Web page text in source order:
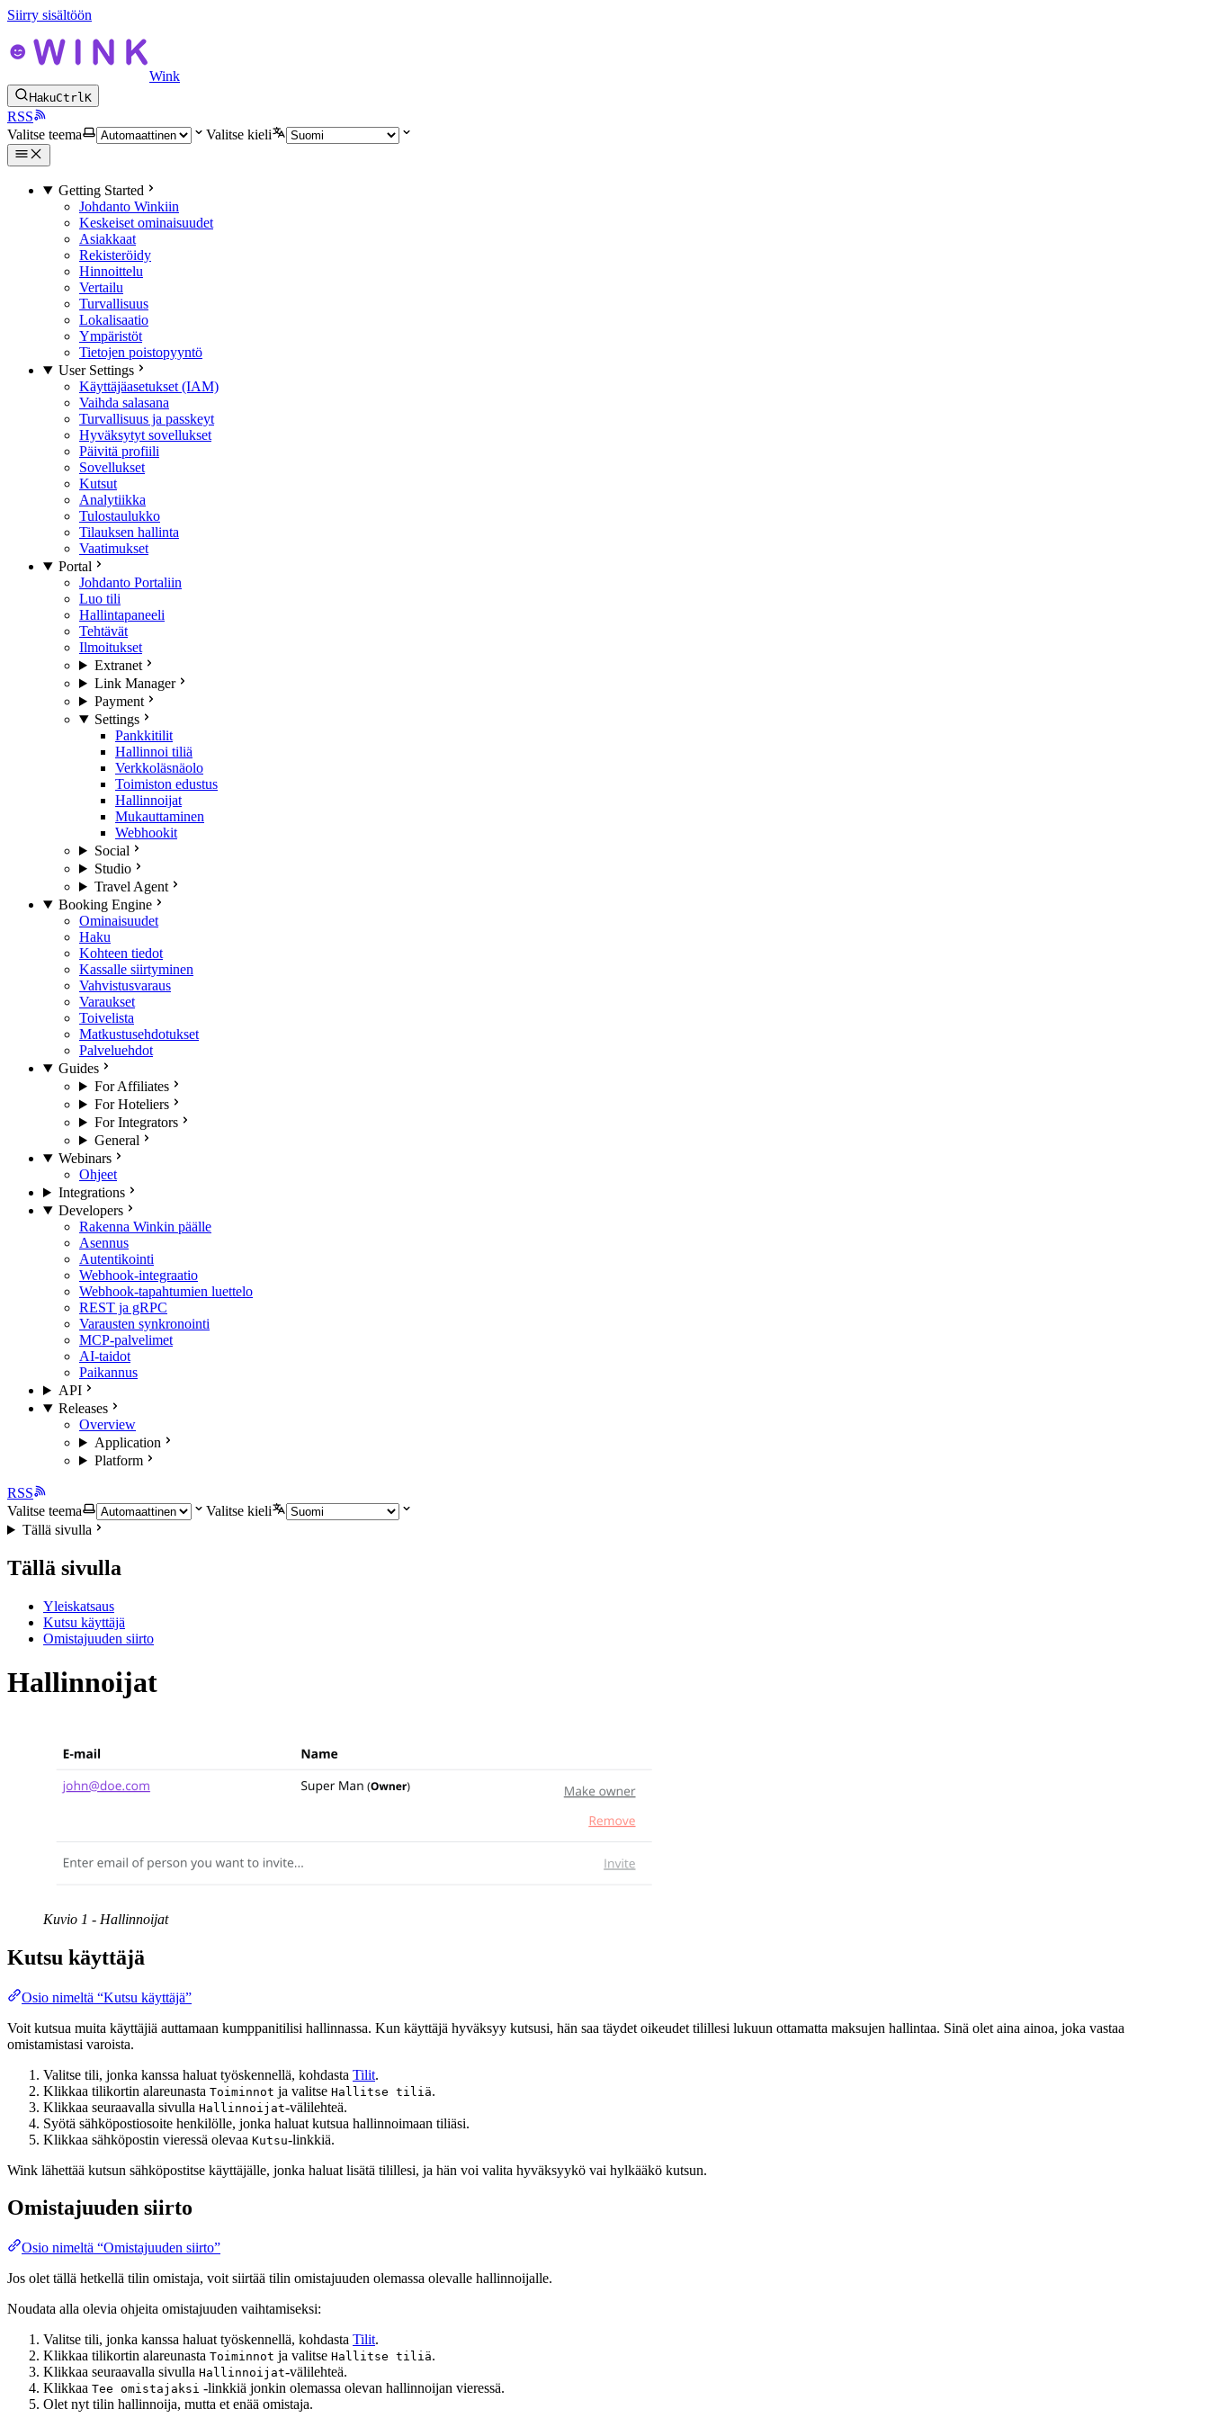
Siirry sisältöön
Wink
HakuCtrlK
RSS
Valitse teema
Valitse kieli
Getting Started
Johdanto Winkiin
Keskeiset ominaisuudet
Asiakkaat
Rekisteröidy
Hinnoittelu
Vertailu
Turvallisuus
Lokalisaatio
Ympäristöt
Tietojen poistopyyntö
User Settings
Käyttäjäasetukset (IAM)
Vaihda salasana
Turvallisuus ja passkeyt
Hyväksytyt sovellukset
Päivitä profiili
Sovellukset
Kutsut
Analytiikka
Tulostaulukko
Tilauksen hallinta
Vaatimukset
Portal
Johdanto Portaliin
Luo tili
Hallintapaneeli
Tehtävät
Ilmoitukset
Extranet
Link Manager
Payment
Settings
Pankkitilit
Hallinnoi tiliä
Verkkoläsnäolo
Toimiston edustus
Hallinnoijat
Mukauttaminen
Webhookit
Social
Studio
Travel Agent
Booking Engine
Ominaisuudet
Haku
Kohteen tiedot
Kassalle siirtyminen
Vahvistusvaraus
Varaukset
Toivelista
Matkustusehdotukset
Palveluehdot
Guides
For Affiliates
For Hoteliers
For Integrators
General
Webinars
Ohjeet
Integrations
Developers
Rakenna Winkin päälle
Asennus
Autentikointi
Webhook-integraatio
Webhook-tapahtumien luettelo
REST ja gRPC
Varausten synkronointi
MCP-palvelimet
AI-taidot
Paikannus
API
Releases
Overview
Application
Platform
RSS
Valitse teema
Valitse kieli
Tällä sivulla
Tällä sivulla
Yleiskatsaus
Kutsu käyttäjä
Omistajuuden siirto
Hallinnoijat
Kuvio 1 - Hallinnoijat
Kutsu käyttäjä
Osio nimeltä “Kutsu käyttäjä”
Voit kutsua muita käyttäjiä auttamaan kumppanitilisi hallinnassa. Kun käyttäjä hyväksyy kutsusi, hän saa täydet oikeudet tilillesi lukuun ottamatta maksujen hallintaa. Sinä olet aina ainoa, joka vastaa
omistamistasi varoista.
Valitse tili, jonka kanssa haluat työskennellä, kohdasta Tilit.
Klikkaa tilikortin alareunasta Toiminnot ja valitse Hallitse tiliä.
Klikkaa seuraavalla sivulla Hallinnoijat-välilehteä.
Syötä sähköpostiosoite henkilölle, jonka haluat kutsua hallinnoimaan tiliäsi.
Klikkaa sähköpostin vieressä olevaa Kutsu-linkkiä.
Wink lähettää kutsun sähköpostitse käyttäjälle, jonka haluat lisätä tilillesi, ja hän voi valita hyväksyykö vai hylkääkö kutsun.
Omistajuuden siirto
Osio nimeltä “Omistajuuden siirto”
Jos olet tällä hetkellä tilin omistaja, voit siirtää tilin omistajuuden olemassa olevalle hallinnoijalle.
Noudata alla olevia ohjeita omistajuuden vaihtamiseksi:
Valitse tili, jonka kanssa haluat työskennellä, kohdasta Tilit.
Klikkaa tilikortin alareunasta Toiminnot ja valitse Hallitse tiliä.
Klikkaa seuraavalla sivulla Hallinnoijat-välilehteä.
Klikkaa Tee omistajaksi -linkkiä jonkin olemassa olevan hallinnoijan vieressä.
Olet nyt tilin hallinnoija, mutta et enää omistaja.